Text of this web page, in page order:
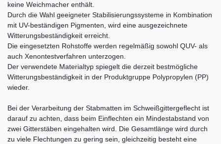
keine Weichmacher enthält.
Durch die Wahl geeigneter Stabilisierungssysteme in Kombination
mit UV-beständigen Pigmenten, wird eine ausgezeichnete
Witterungsbeständigkeit erreicht.
Die eingesetzten Rohstoffe werden regelmäßig sowohl QUV- als
auch Xenontestverfahren unterzogen.
Der verwendete Materialtyp spiegelt die derzeit bestmögliche
Witterungsbeständigkeit in der Produktgruppe Polypropylen (PP)
wieder.
Bei der Verarbeitung der Stabmatten im Schweißgittergeflecht ist
darauf zu achten, dass beim Einflechten ein Mindestabstand von
zwei Gitterstäben eingehalten wird. Die Gesamtlänge wird durch
zu viele Flechtungen zu gering sein, gleichzeitig besteht eine